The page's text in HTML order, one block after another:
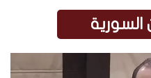
السورية